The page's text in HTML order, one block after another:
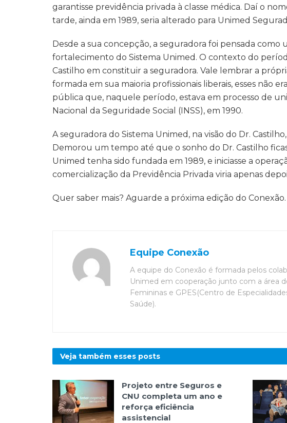
garantisse previdência privada à classe médica. Daí o
tarde, ainda em 1989, seria alterado para Unimed
Desde a sua concepção, a seguradora foi pensada como
fortalecimento do Sistema Unimed. O contexto do
Castilho em constituir a seguradora. Vale lembrar a
formada em sua maioria profissionais liberais, esses não
pública que, naquele período, estava em processo de
Nacional da Seguridade Social (INSS), em 1990.
A seguradora do Sistema Unimed, na visão do Dr.
Demorou um tempo até que o sonho do Dr. Castilho
Unimed tenha sido fundada em 1989, e iniciasse a
comercialização da Previdência Privada viria apenas
Quer saber mais? Aguarde a próxima edição do Conexão.
Equipe Conexão
A equipe do Conexão é formada pelos
Unimed em cooperação junto com a área
Femininas e GPES(Centro de
Saúde).
Veja também esses posts
Projeto entre Seguros e
CNU completa um ano e
reforça eficiência
assistencial